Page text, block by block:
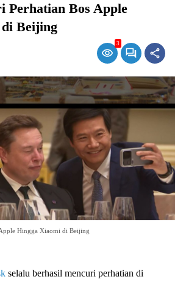
Perhatian Bos Apple
Beijing
3
Hingga Xiaomi di Beijing
selalu berhasil mencuri perhatian di